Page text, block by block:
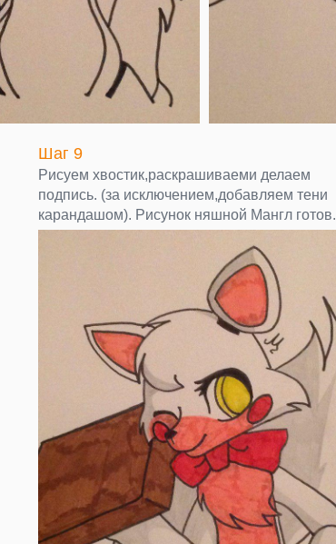
Шаг 9
Рисуем хвостик,раскрашиваеми делаем
подпись. (за исключением,добавляем тени
карандашом). Рисунок няшной Мангл готов.